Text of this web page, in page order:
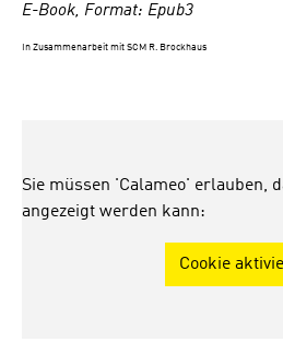
E-Book, Format: Epub3
In Zusammenarbeit mit SCM R. Brockhaus
Sie müssen 'Calameo' erlauben,
angezeigt werden kann:
Cookie